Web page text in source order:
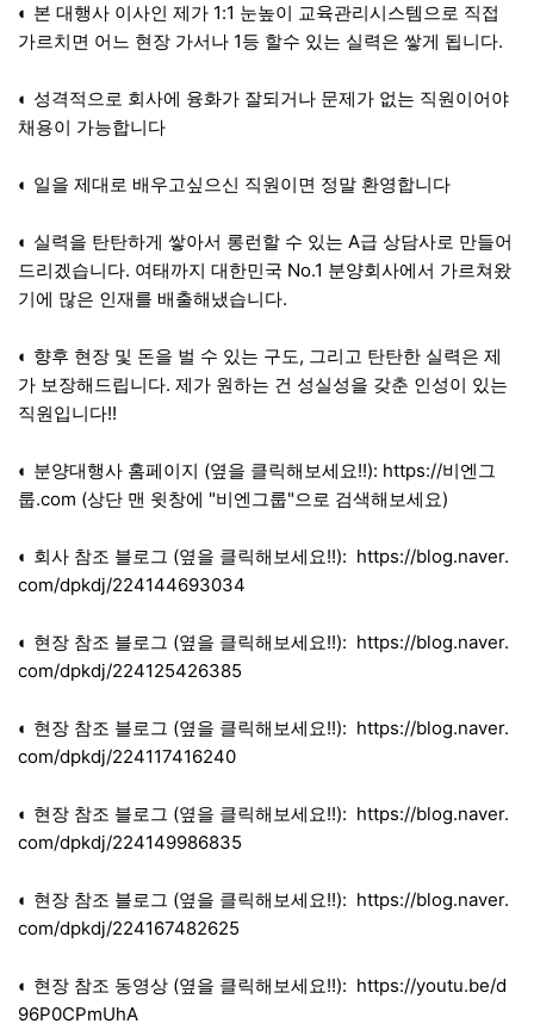
◐ 본 대행사 이사인 제가 1:1 눈높이 교육관리시스템으로 직접
가르치면 어느 현장 가서나 1등 할수 있는 실력은 쌓게 됩니다.
◐ 성격적으로 회사에 융화가 잘되거나 문제가 없는 직원이어야
채용이 가능합니다
◐ 일을 제대로 배우고싶으신 직원이면 정말 환영합니다
◐ 실력을 탄탄하게 쌓아서 롱런할 수 있는 A급 상담사로 만들어
드리겠습니다. 여태까지 대한민국 No.1 분양회사에서 가르쳐왔
기에 많은 인재를 배출해냈습니다.
◐ 향후 현장 및 돈을 벌 수 있는 구도, 그리고 탄탄한 실력은 제
가 보장해드립니다. 제가 원하는 건 성실성을 갖춘 인성이 있는
직원입니다!!
◐ 분양대행사 홈페이지 (옆을 클릭해보세요!!): https://비엔그
룹.com (상단 맨 윗창에 "비엔그룹"으로 검색해보세요)
◐ 회사 참조 블로그 (옆을 클릭해보세요!!): https://blog.naver.
com/dpkdj/224144693034
◐ 현장 참조 블로그 (옆을 클릭해보세요!!): https://blog.naver.
com/dpkdj/224125426385
◐ 현장 참조 블로그 (옆을 클릭해보세요!!): https://blog.naver.
com/dpkdj/224117416240
◐ 현장 참조 블로그 (옆을 클릭해보세요!!): https://blog.naver.
com/dpkdj/224149986835
◐ 현장 참조 블로그 (옆을 클릭해보세요!!): https://blog.naver.
com/dpkdj/224167482625
◐ 현장 참조 동영상 (옆을 클릭해보세요!!): https://youtu.be/d
96P0CPmUhA